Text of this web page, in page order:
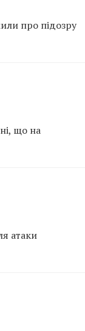
про підозру
що на
атаки